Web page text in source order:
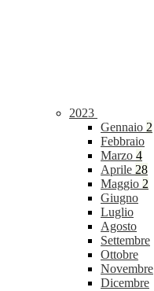
2023
Gennaio 2
Febbraio
Marzo 4
Aprile 28
Maggio 2
Giugno
Luglio
Agosto
Settembre
Ottobre
Novembre
Dicembre